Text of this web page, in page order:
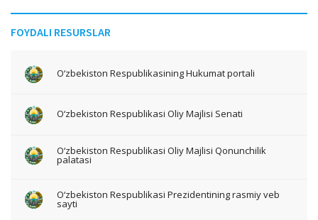
FOYDALI RESURSLAR
O‘zbekiston Respublikasining Hukumat portali
O‘zbekiston Respublikasi Oliy Majlisi Senati
O‘zbekiston Respublikasi Oliy Majlisi Qonunchilik
palatasi
O‘zbekiston Respublikasi Prezidentining rasmiy veb
sayti